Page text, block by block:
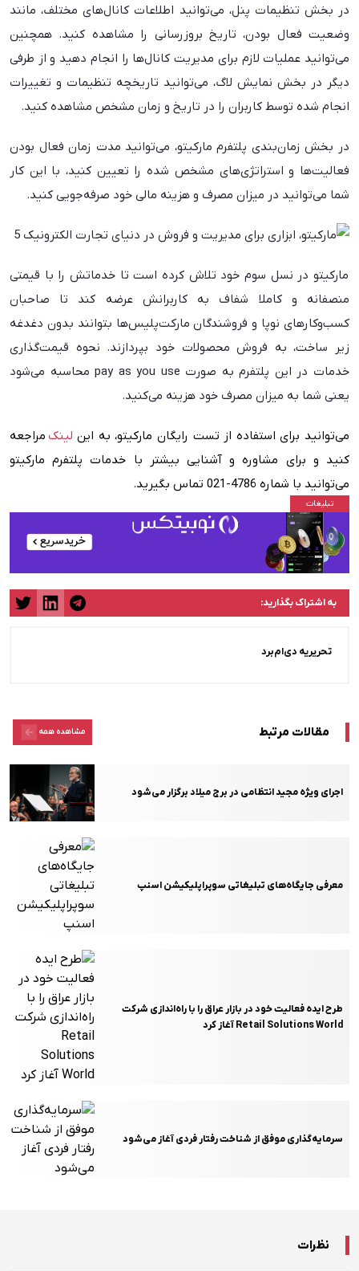
در بخش تنظیمات پنل، می‌توانید اطلاعات کانال‌های مختلف، مانند
وضعیت فعال بودن، تاریخ بروزرسانی را مشاهده کنید. همچنین
می‌توانید عملیات لازم برای مدیریت کانال‌ها را انجام دهید و از طرفی
دیگر در بخش نمایش لاگ، می‌توانید تاریخچه تنظیمات و تغییرات
انجام شده توسط کاربران را در تاریخ و زمان مشخص مشاهده کنید.
در بخش زمان‌بندی پلتفرم مارکیتو، می‌توانید مدت زمان فعال بودن
فعالیت‌ها و استراتژی‌های مشخص شده را تعیین کنید، با این کار
شما می‌توانید در میزان مصرف و هزینه مالی خود صرفه‌جویی کنید.
مارکیتو در نسل سوم خود تلاش کرده است تا خدماتش را با قیمتی
منصفانه و کاملا شفاف به کاربرانش عرضه کند تا صاحبان
کسب‌و‌کارهای نوپا و فروشندگان مارکت‌پلیس‌ها بتوانند بدون دغدغه
زیر ساخت، به فروش محصولات خود بپردازند. نحوه قیمت‌گذاری
خدمات در این پلتفرم به صورت pay as you use محاسبه می‌شود
یعنی شما به میزان مصرف خود هزینه می‌کنید.
می‌توانید برای استفاده از تست رایگان مارکیتو، به این لینک مراجعه
کنید و برای مشاوره و آشنایی بیشتر با خدمات پلتفرم مارکیتو
می‌توانید با شماره 4786-021 تماس بگیرید.
به اشتراک بگذارید:
تحریریه دی‌ام‌برد
مقالات مرتبط مشاهده همه
اجرای ویژه مجید انتظامی در برج میلاد برگزار می‌شود
معرفی جایگاه‌های تبلیغاتی سوپراپلیکیشن اسنپ
طرح ایده فعالیت خود در بازار عراق را با راه‌اندازی شرکت
Retail Solutions World آغاز کرد
سرمایه‌گذاری موفق از شناخت رفتار فردی آغاز می‌شود
نظرات